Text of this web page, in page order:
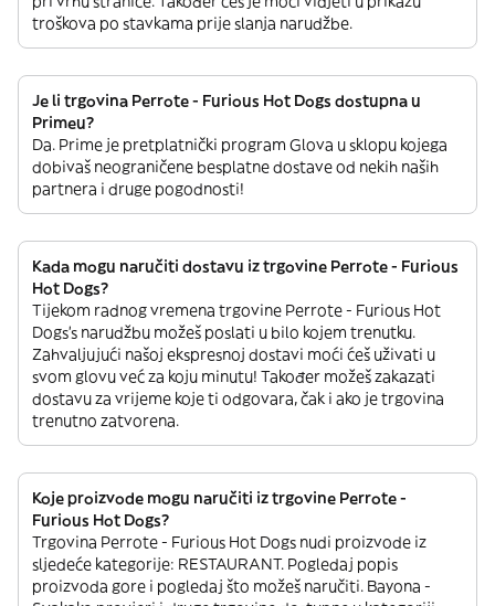
troškova po stavkama prije slanja narudžbe.
Je li trgovina Perrote - Furious Hot Dogs dostupna u
Primeu?
Da. Prime je pretplatnički program Glova u sklopu kojega
dobivaš neograničene besplatne dostave od nekih naših
partnera i druge pogodnosti!
Kada mogu naručiti dostavu iz trgovine Perrote - Furious
Hot Dogs?
Tijekom radnog vremena trgovine Perrote - Furious Hot
Dogs’s narudžbu možeš poslati u bilo kojem trenutku.
Zahvaljujući našoj ekspresnoj dostavi moći ćeš uživati u
svom glovu već za koju minutu! Također možeš zakazati
dostavu za vrijeme koje ti odgovara, čak i ako je trgovina
trenutno zatvorena.
Koje proizvode mogu naručiti iz trgovine Perrote -
Furious Hot Dogs?
Trgovina Perrote - Furious Hot Dogs nudi proizvode iz
sljedeće kategorije: RESTAURANT. Pogledaj popis
proizvoda gore i pogledaj što možeš naručiti. Bayona -